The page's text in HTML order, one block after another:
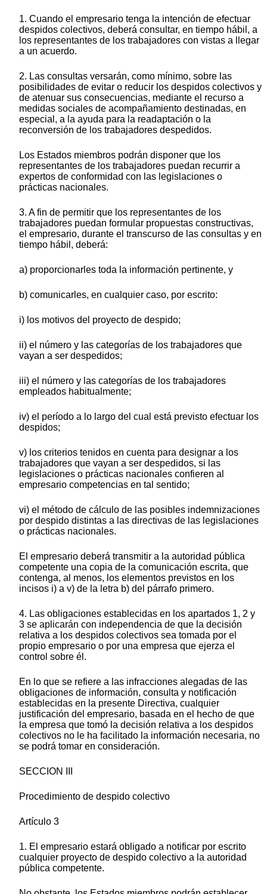
1. Cuando el empresario tenga la intención de efectuar
despidos colectivos, deberá consultar, en tiempo hábil, a
los representantes de los trabajadores con vistas a llegar
a un acuerdo.
2. Las consultas versarán, como mínimo, sobre las
posibilidades de evitar o reducir los despidos colectivos y
de atenuar sus consecuencias, mediante el recurso a
medidas sociales de acompañamiento destinadas, en
especial, a la ayuda para la readaptación o la
reconversión de los trabajadores despedidos.
Los Estados miembros podrán disponer que los
representantes de los trabajadores puedan recurrir a
expertos de conformidad con las legislaciones o
prácticas nacionales.
3. A fin de permitir que los representantes de los
trabajadores puedan formular propuestas constructivas,
el empresario, durante el transcurso de las consultas y en
tiempo hábil, deberá:
a) proporcionarles toda la información pertinente, y
b) comunicarles, en cualquier caso, por escrito:
i) los motivos del proyecto de despido;
ii) el número y las categorías de los trabajadores que
vayan a ser despedidos;
iii) el número y las categorías de los trabajadores
empleados habitualmente;
iv) el período a lo largo del cual está previsto efectuar los
despidos;
v) los criterios tenidos en cuenta para designar a los
trabajadores que vayan a ser despedidos, si las
legislaciones o prácticas nacionales confieren al
empresario competencias en tal sentido;
vi) el método de cálculo de las posibles indemnizaciones
por despido distintas a las directivas de las legislaciones
o prácticas nacionales.
El empresario deberá transmitir a la autoridad pública
competente una copia de la comunicación escrita, que
contenga, al menos, los elementos previstos en los
incisos i) a v) de la letra b) del párrafo primero.
4. Las obligaciones establecidas en los apartados 1, 2 y
3 se aplicarán con independencia de que la decisión
relativa a los despidos colectivos sea tomada por el
propio empresario o por una empresa que ejerza el
control sobre él.
En lo que se refiere a las infracciones alegadas de las
obligaciones de información, consulta y notificación
establecidas en la presente Directiva, cualquier
justificación del empresario, basada en el hecho de que
la empresa que tomó la decisión relativa a los despidos
colectivos no le ha facilitado la información necesaria, no
se podrá tomar en consideración.
SECCION III
Procedimiento de despido colectivo
Artículo 3
1. El empresario estará obligado a notificar por escrito
cualquier proyecto de despido colectivo a la autoridad
pública competente.